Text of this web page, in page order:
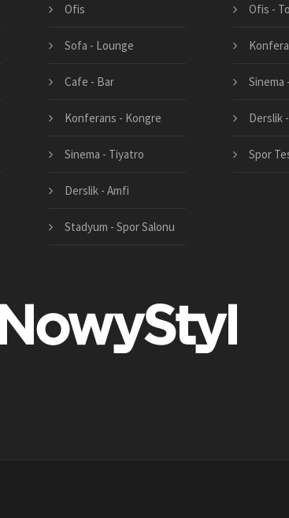
Ofis
Sofa - Lounge
Cafe - Bar
Konferans - Kongre
Sinema - Tiyatro
Derslik - Amfi
Stadyum - Spor Salonu
Ofis -
Sinema
Derslik
Spor